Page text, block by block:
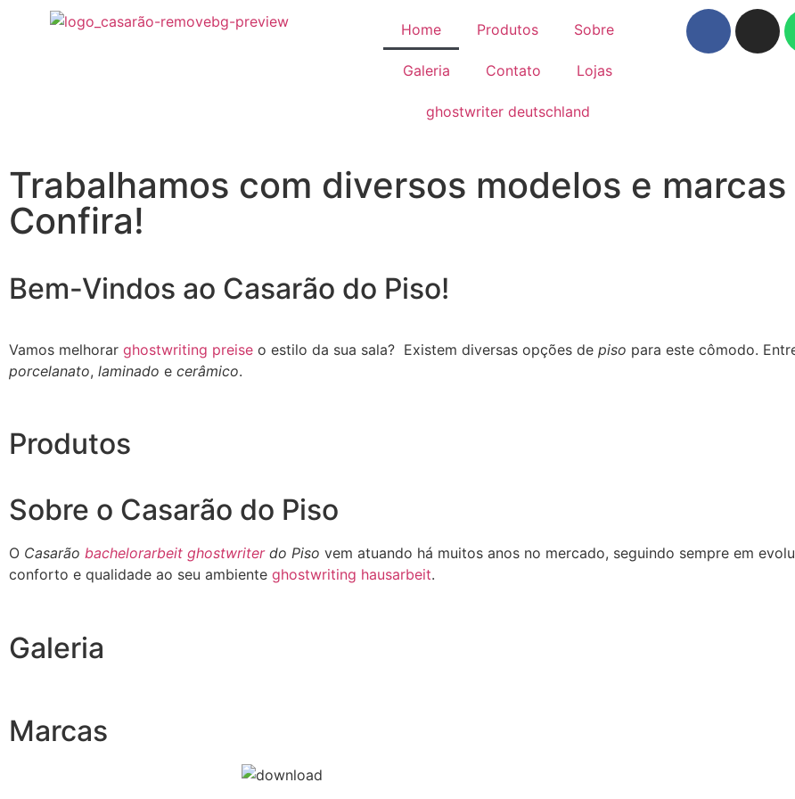
Home Produtos Sobre
Galeria Contato Lojas
ghostwriter deutschland
Trabalhamos com diversos modelos e
Confira!
Bem-Vindos ao Casarão do Piso!
Vamos melhorar ghostwriting preise o estilo da sua sala? Existem diversas opções de piso para este cômodo.
porcelanato, laminado e cerâmico.
Produtos
Sobre o Casarão do Piso
O Casarão bachelorarbeit ghostwriterdo Piso vem atuando há muitos anos no mercado, seguindo sempre em
conforto e qualidade ao seu ambiente ghostwriting hausarbeit.
Galeria
Marcas